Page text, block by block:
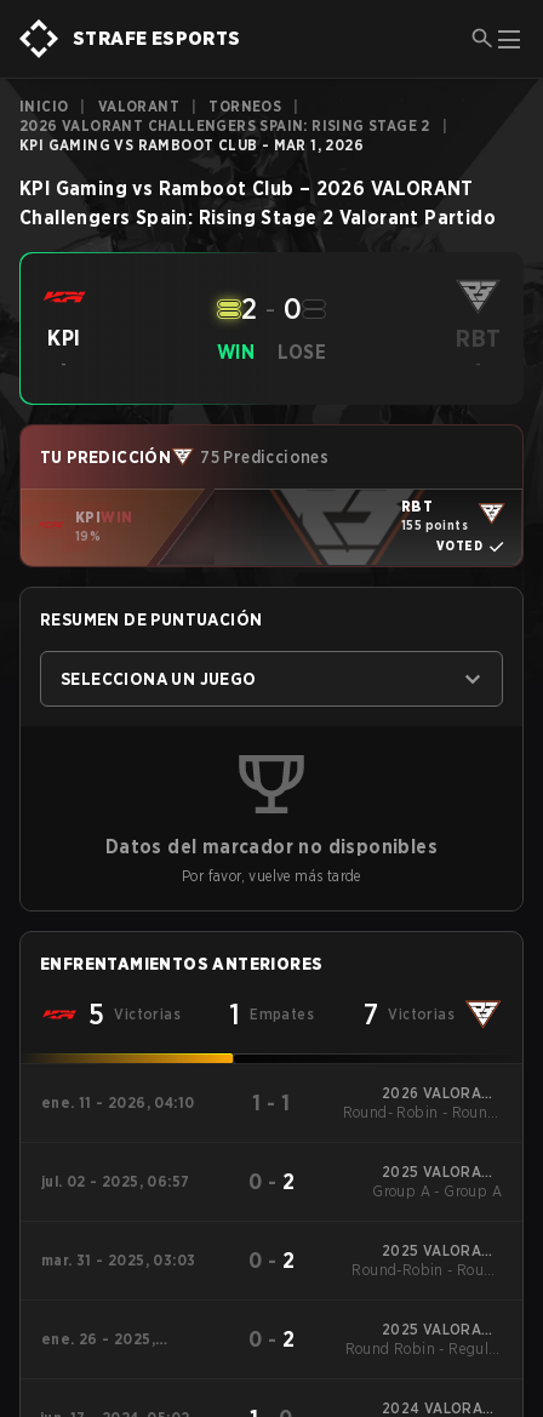
STRAFE ESPORTS
INICIO VALORANT TORNEOS
2026 VALORANT CHALLENGERS SPAIN: RISING STAGE 2
KPI GAMING VS RAMBOOT CLUB - MAR 1, 2026
KPI Gaming vs Ramboot Club – 2026 VALORANT
Challengers Spain: Rising Stage 2 Valorant Partido
KPI
-
WIN
2 - 0
LOSE RBT
-
TU PREDICCIÓN 75 Predicciones
KPIWIN
19%
RBT
155 points
VOTED
RESUMEN DE PUNTUACIÓN
SELECCIONA UN JUEGO
Datos del marcador no disponibles
Por favor, vuelve más tarde
ENFRENTAMIENTOS ANTERIORES
5 Victorias 1 Empates 7 Victorias
ene. 11 - 2026, 04:10 1 - 1
2026 VALORANT
Challengers Spain
Round- Robin - Round-
jul. 02 - 2025, 06:57 0 - 2
2025 VALORANT
Challengers Spain
Group A - Group A
mar. 31 - 2025, 03:03 0 - 2
2025 VALORANT
Challengers Spain
Round-Robin - Round
ene. 26 - 2025,
0 - 2
2025 VALORANT
Challengers Spain
Round Robin - Regular
2024 VALORANT